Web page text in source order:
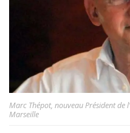
Marc Thépot, nouveau Président de
Marseille